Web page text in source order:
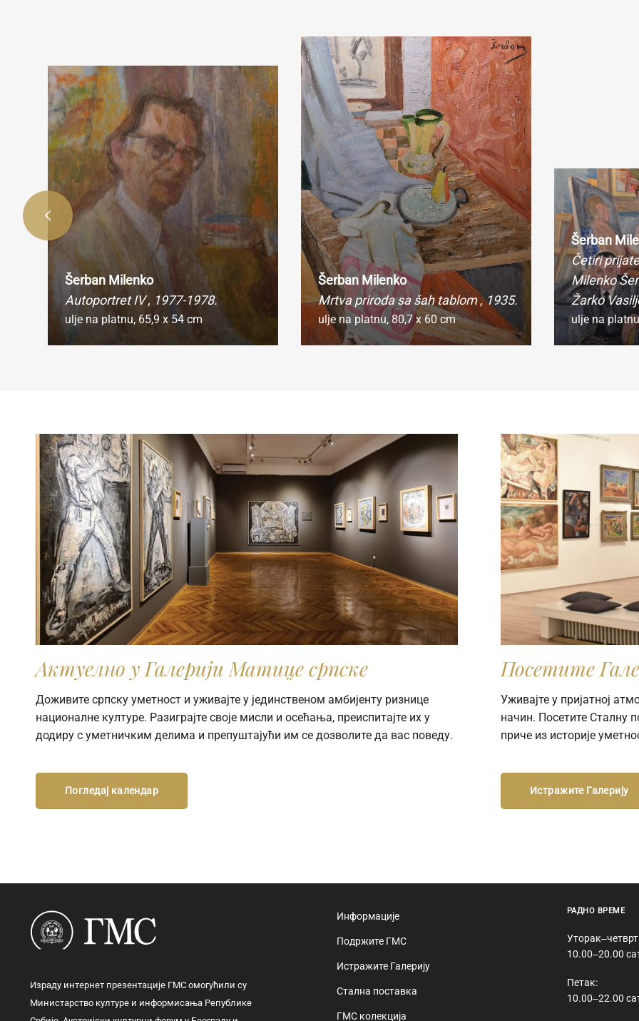
Ukoliko fotografiju koristite u obrazovne svrhe i odgovara vam
720 piksela širine (72dpi), možete je preuzeti direktno iz pretraživača
Ukoliko vam je potrebna fotografija visoke rezolucije radi
reprodukovanja u naučne, stručne ili komercijalne svrhe, molimo vas
popunite online Zahtev za izdavanje digitalne fotografije.
Šerban Milenko
Autoportret IV , 1977-1978.
ulje na platnu, 65,9 x 54 cm
Šerban Milenko
Mrtva priroda sa šah tablom, 1935.
ulje na platnu,80,7 x 60 cm
Šerban
Četiri
Milenko
Žarko
ulje na
Актуелно у Галерији Матице српске
Доживите српску уметност и уживајте у јединственом амбијенту ризнице
националне културе. Разиграјте своје мисли и осећања, преиспитајте их у
додиру с уметничким делима и препуштајући им се дозволите да вас поведу.
Погледај календар
Посетите
Уживајте у пријатној
начин. Посетите Сталну
приче из историје
Истражите Галерију
Израду интернет презентације ГМС омогућили су
Министарство културе и информисања Републике
Информације
Подржите ГМС
Истражите Галерију
Стална поставка
ГМС колекција
РАДНО ВРЕМЕ
10.00‒20.00
Петак:
10.00‒22.00